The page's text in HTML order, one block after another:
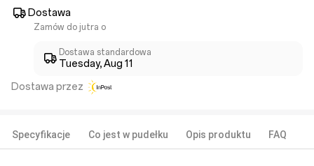
Dostawa
Zamów do jutra o
Dostawa standardowa
Tuesday, Aug 11
Dostawa przez
Specyfikacje Co jest w pudełku Opis produktu FAQ